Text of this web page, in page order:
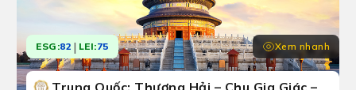
ESG:82 | LEI:75 Xem nhanh
Trung Quốc: Thượng Hải – Chu Gia Giác –